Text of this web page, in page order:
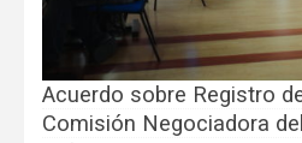
Acuerdo sobre Registro
Comisión Negociadora